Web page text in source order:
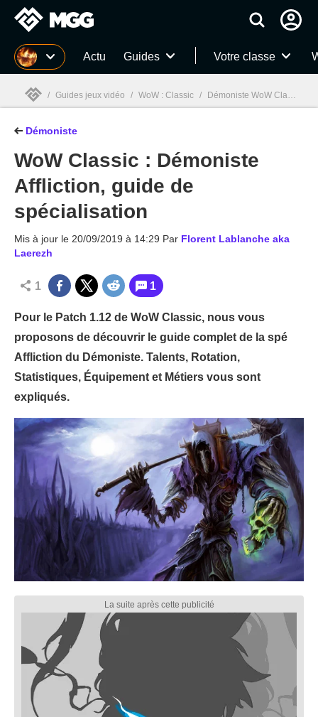
MGG Actu Guides Votre classe
MGG
/ Guides jeux vidéo / WoW : Classic / Démoniste WoW Classic
Démoniste
WoW Classic : Démoniste
Affliction, guide de
spécialisation
Mis à jour le 20/09/2019 à 14:29 Par Florent Lablanche aka
Laerezh
1 1
Pour le Patch 1.12 de WoW Classic, nous vous
proposons de découvrir le guide complet de la spé
Affliction du Démoniste. Talents, Rotation,
Statistiques, Équipement et Métiers vous sont
expliqués.